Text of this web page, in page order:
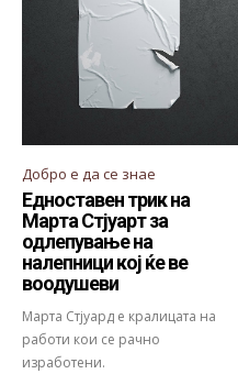
Добро е да се знае
Едноставен трик на
Марта Стјуарт за
одлепување на
налепници кој ќе ве
воодушеви
Марта Стјуард е кралицата на
работи кои се рачно
изработени.